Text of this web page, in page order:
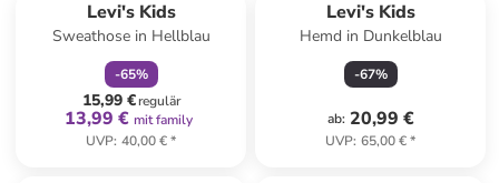
Levi's Kids
Sweathose in Hellblau
-65%
15,99 €regulär
13,99 € mit family
UVP: 40,00 €*
Levi's Kids
Hemd in Dunkelblau
-67%
ab: 20,99 €
UVP: 65,00 €*